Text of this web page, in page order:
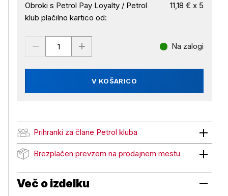
Obroki s Petrol Pay Loyalty / Petrol
klub plačilno kartico od:
11,18 € x 5
V KOŠARICO
Na zalogi
Prihranki za člane Petrol kluba
Prihranki za člane Petrol kluba
Brezplačen prevzem na prodajnem mestu
Brezplačen prevzem na prodajnem mestu
Več o izdelku